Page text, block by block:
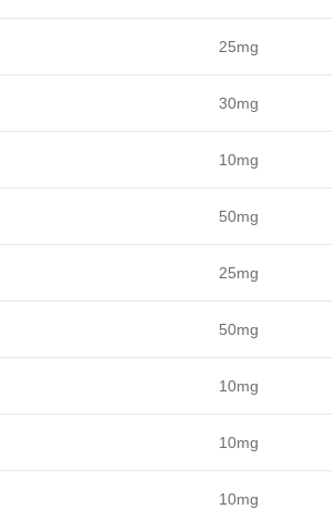
25mg
30mg
10mg
50mg
25mg
50mg
10mg
10mg
10mg